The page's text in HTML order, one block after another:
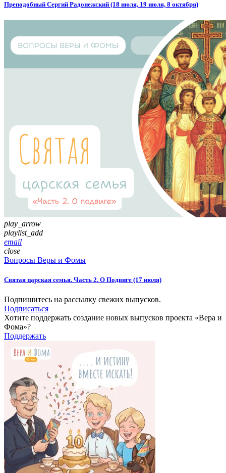
Преподобный Сергий Радонежский (18 июля, 19 июля, 8 октября)
play_arrow
playlist_add
email
close
Вопросы Веры и Фомы
Святая царская семья. Часть 2. О Подвиге (17 июля)
Подпишитесь на рассылку свежих выпусков.
Подписаться
Хотите поддержать создание новых выпусков проекта «Вера и
Фома»?
Поддержать